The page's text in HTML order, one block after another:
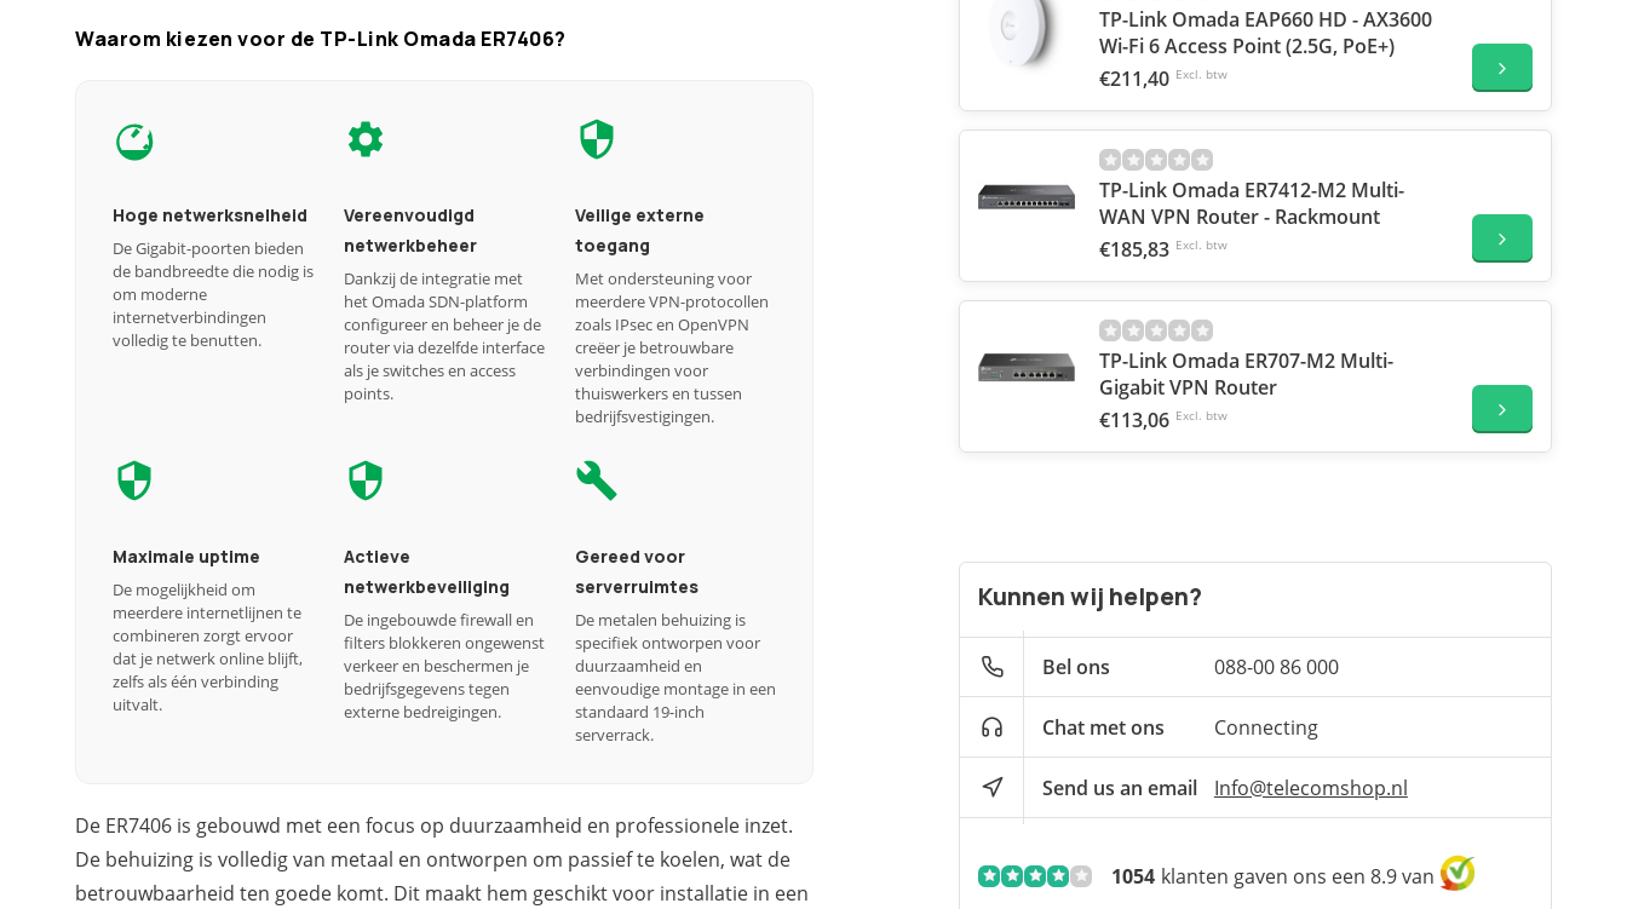
Waarom kiezen voor de TP-Link Omada ER7406?
Hoge netwerksnelheid
De Gigabit-poorten bieden
de bandbreedte die nodig is
om moderne
internetverbindingen
volledig te benutten.
Vereenvoudigd
netwerkbeheer
Dankzij de integratie met
het Omada SDN-platform
configureer en beheer je de
router via dezelfde interface
als je switches en access
points.
Veilige externe
toegang
Met ondersteuning voor
meerdere VPN-protocollen
zoals IPsec en OpenVPN
creëer je betrouwbare
verbindingen voor
thuiswerkers en tussen
bedrijfsvestigingen.
Maximale uptime
De mogelijkheid om
meerdere internetlijnen te
combineren zorgt ervoor
dat je netwerk online blijft,
zelfs als één verbinding
uitvalt.
Actieve
netwerkbeveiliging
De ingebouwde firewall en
filters blokkeren ongewenst
verkeer en beschermen je
bedrijfsgegevens tegen
externe bedreigingen.
Gereed voor
serverruimtes
De metalen behuizing is
specifiek ontworpen voor
duurzaamheid en
eenvoudige montage in een
standaard 19-inch
serverrack.
De ER7406 is gebouwd met een focus op duurzaamheid en professionele inzet.
De behuizing is volledig van metaal en ontworpen om passief te koelen, wat de
betrouwbaarheid ten goede komt. Dit maakt hem geschikt voor installatie in een
TP-Link Omada EAP660 HD - AX3600
Wi-Fi 6 Access Point (2.5G, PoE+)
€211,40 Excl. btw
TP-Link Omada ER7412-M2 Multi-
WAN VPN Router - Rackmount
€185,83 Excl. btw
TP-Link Omada ER707-M2 Multi-
Gigabit VPN Router
€113,06 Excl. btw
Kunnen wij helpen?
Bel ons 088-00 86 000
Chat met ons Connecting
Send us an email Info@telecomshop.nl
1054 klanten gaven ons een 8.9 van